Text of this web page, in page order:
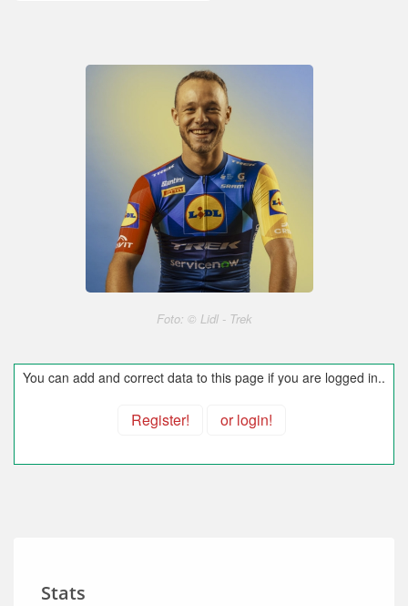
Foto: © Lidl - Trek
You can add and correct data to this page if you are logged in..
Register! or login!
Stats